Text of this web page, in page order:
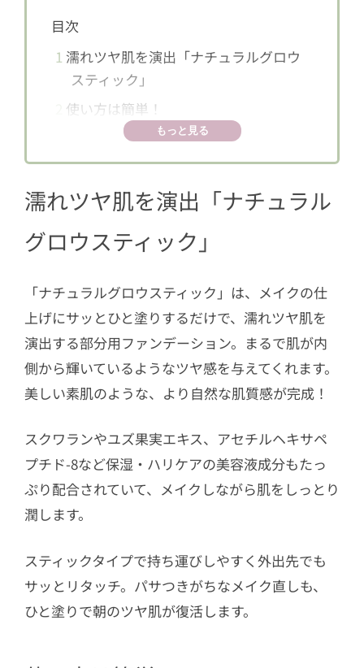
目次
1 濡れツヤ肌を演出「ナチュラルグロウ
スティック」
使い方は簡単！
もっと見る
濡れツヤ肌を演出「ナチュラル
グロウスティック」
「ナチュラルグロウスティック」は、メイクの仕
上げにサッとひと塗りするだけで、濡れツヤ肌を
演出する部分用ファンデーション。まるで肌が内
側から輝いているようなツヤ感を与えてくれます。
美しい素肌のような、より自然な肌質感が完成！
スクワランやユズ果実エキス、アセチルヘキサペ
プチド-8など保湿・ハリケアの美容液成分もたっ
ぷり配合されていて、メイクしながら肌をしっとり
潤します。
スティックタイプで持ち運びしやすく外出先でも
サッとリタッチ。パサつきがちなメイク直しも、
ひと塗りで朝のツヤ肌が復活します。